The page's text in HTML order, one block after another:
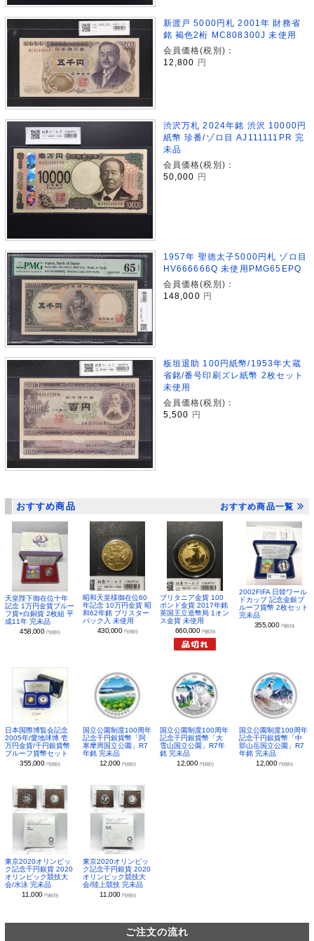
新渡戸 5000円札 2001年 財務省
銘 褐色2桁 MC808300J 未使用
会員価格(税別)：
12,800 円
渋沢万札 2024年銘 渋沢 10000円
紙幣 珍番/ゾロ目 AJ111111PR 完
未品
会員価格(税別)：
50,000 円
1957年 聖徳太子5000円札 ゾロ目
HV666666Q 未使用PMG65EPQ
会員価格(税別)：
148,000 円
板垣退助 100円紙幣/1953年大蔵
省銘/番号印刷ズレ紙幣 2枚セット
未使用
会員価格(税別)：
5,500
円
おすすめ商品 おすすめ商品一覧
天皇陛下御在位十年
記念 1万円金貨プルー
フ貨+白銅貨 2枚組 平
成11年 完未品
458,000 円(税別)
昭和天皇様御在位60
年記念 10万円金貨 昭
和62年銘 ブリスター
パック入 未使用
430,000 円(税別)
ブリタニア金貨 100
ポンド金貨 2017年銘
英国王立造幣局 1オン
ス金貨 未使用
660,000 円(税別)
2002FIFA 日韓ワール
ドカップ 記念金銀プ
ルーフ貨幣 2枚セット
完未品
355,000 円(税別)
日本国際博覧会記念
2005年/愛地球博 壱
万円金貨/千円銀貨幣
プルーフ貨幣セット
355,000 円(税別)
国立公園制度100周年
記念千円銀貨幣「阿
寒摩周国立公園」R7
年銘 完未品
12,000 円(税別)
国立公園制度100周年
記念千円銀貨幣「大
雪山国立公園」R7年
銘 完未品
12,000 円(税別)
国立公園制度100周年
記念千円銀貨幣「中
部山岳国立公園」R7
年銘 完未品
12,000 円(税別)
東京2020オリンピッ
ク記念千円銀貨 2020
オリンピック競技大
会/水泳 完未品
11,000円(税別)
東京2020オリンピッ
ク記念千円銀貨 2020
オリンピック競技大
会/陸上競技 完未品
11,000 円(税別)
ご注文の流れ